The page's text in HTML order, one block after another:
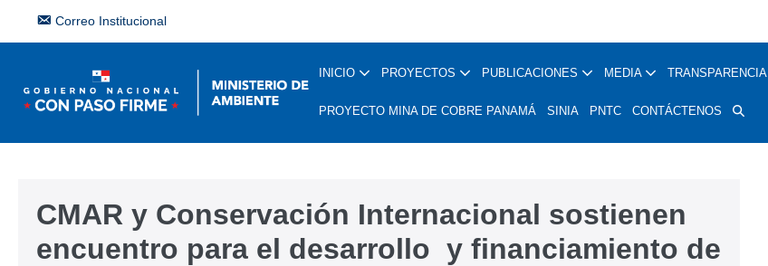
Correo Institucional
INICIO PROYECTOS PUBLICACIONES MEDIA TRANSPARENCIA
PROYECTO MINA DE COBRE PANAMÁ SINIA PNTC CONTÁCTENOS
CMAR y Conservación Internacional sostienen
encuentro para el desarrollo y financiamiento de